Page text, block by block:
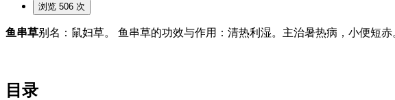
浏览 506 次
鱼串草别名：鼠妇草。 鱼串草的功效与作用：清热利湿。主治暑热病，小便短赤
目录